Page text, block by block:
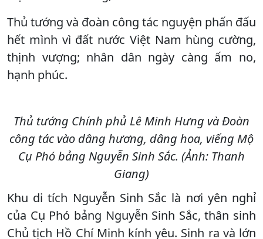
Thủ tướng và đoàn công tác nguyện phấn đấu
hết mình vì đất nước Việt Nam hùng cường,
thịnh vượng; nhân dân ngày càng ấm no,
hạnh phúc.
Thủ tướng Chính phủ Lê Minh Hưng và Đoàn
công tác vào dâng hương, dâng hoa, viếng Mộ
Cụ Phó bảng Nguyễn Sinh Sắc. (Ảnh: Thanh
Giang)
Khu di tích Nguyễn Sinh Sắc là nơi yên nghỉ
của Cụ Phó bảng Nguyễn Sinh Sắc, thân sinh
Chủ tịch Hồ Chí Minh kính yêu. Sinh ra và lớn